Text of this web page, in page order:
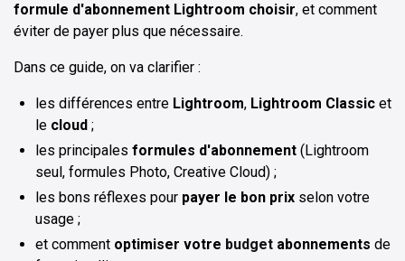
formule d'abonnement Lightroom choisir, et comment
éviter de payer plus que nécessaire.
Dans ce guide, on va clarifier :
les différences entre Lightroom, Lightroom Classic et
le cloud ;
les principales formules d'abonnement (Lightroom
seul, formules Photo, Creative Cloud) ;
les bons réflexes pour payer le bon prix selon votre
usage ;
et comment optimiser votre budget abonnements de